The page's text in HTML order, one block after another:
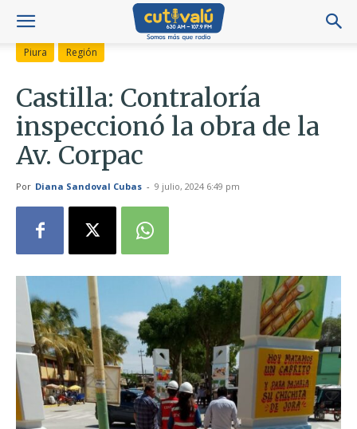
Piura Región
Castilla: Contraloría
inspeccionó la obra de la
Av. Corpac
Por Diana Sandoval Cubas - 9 julio, 2024 6:49 pm